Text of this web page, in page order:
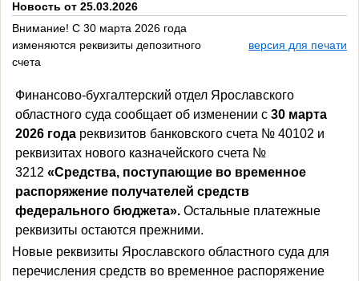
Новость от 25.03.2026
Внимание! С 30 марта 2026 года
изменяются реквизиты депозитного
счета
версия для печати
Финансово-бухгалтерский отдел Ярославского
областного суда сообщает об изменении с 30 марта
2026 года реквизитов банковского счета № 40102 и
реквизитах нового казначейского счета №
3212 «Средства, поступающие во временное
распоряжение получателей средств
федерального бюджета». Остальные платежные
реквизиты остаются прежними.
Новые реквизиты Ярославского областного суда для
перечисления средств во временное распоряжение